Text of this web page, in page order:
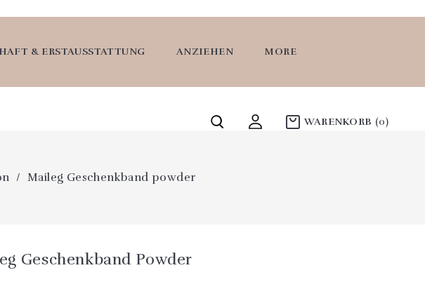
& ERSTAUSSTATTUNG ANZIEHEN MORE
WARENKORB (0)
Maileg Geschenkband powder
Geschenkband Powder